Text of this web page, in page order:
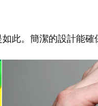
此。簡潔的設計能